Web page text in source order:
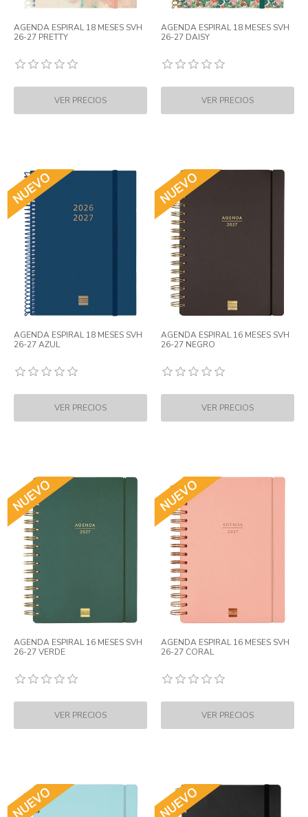
AGENDA ESPIRAL 18 MESES SVH
26-27 PRETTY
AGENDA ESPIRAL 18 MESES SVH
26-27 DAISY
AGENDA ESPIRAL 18 MESES SVH
26-27 AZUL
AGENDA ESPIRAL 16 MESES SVH
26-27 NEGRO
AGENDA ESPIRAL 16 MESES SVH
26-27 VERDE
AGENDA ESPIRAL 16 MESES SVH
26-27 CORAL